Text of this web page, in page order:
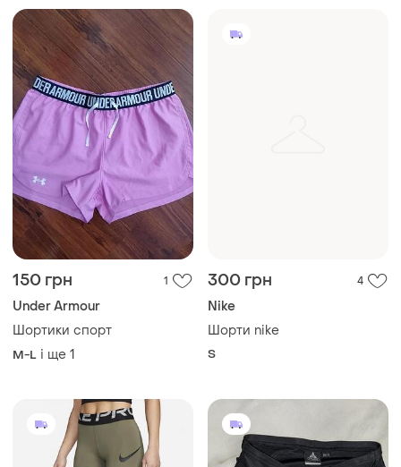
150 грн 1
Under Armour
Шортики спорт
M-L і ще 1
300 грн 4
Nike
Шорти nike
S